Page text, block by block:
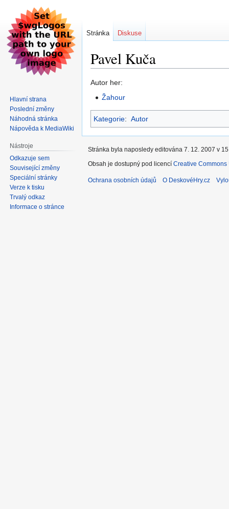
Pavel Kuča
Skočit
Skočit
Autor her:
Žahour
Kategorie: Autor
Stránka Diskuse
Hlavní strana
Poslední změny
Náhodná stránka
Nápověda k MediaWiki
Nástroje
Odkazuje sem
Související změny
Speciální stránky
Verze k tisku
Trvalý odkaz
Informace o stránce
Stránka byla naposledy editována 7. 12. 2007 v
Obsah je dostupný pod licencí Creative
Ochrana osobních údajů O DeskovéHry.cz